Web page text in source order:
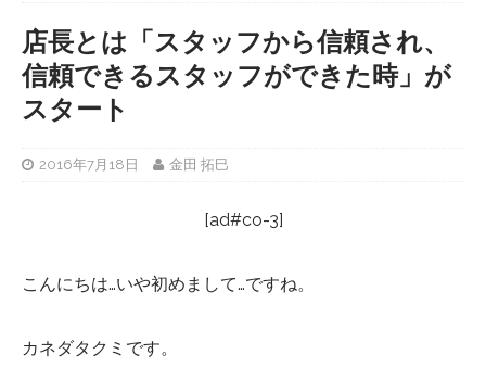
店長とは「スタッフから信頼され、
信頼できるスタッフができた時」が
スタート
2016年7月18日 金田 拓巳
[ad#co-3]
こんにちは…いや初めまして…ですね。
カネダタクミです。